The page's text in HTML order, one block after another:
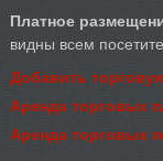
Платное
видны всем
Добавить
Аренда торговых
Аренда торговых